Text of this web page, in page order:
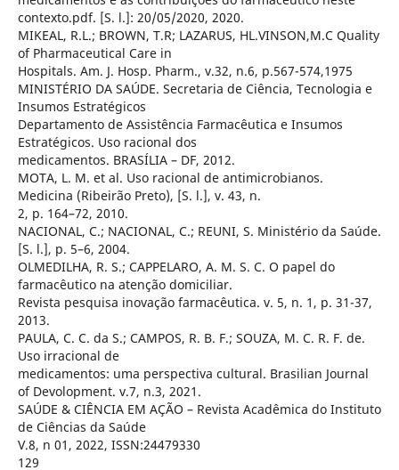
contexto.pdf. [S. l.]: 20/05/2020, 2020.
MIKEAL, R.L.; BROWN, T.R; LAZARUS, HL.VINSON,M.C Quality
of Pharmaceutical Care in
Hospitals. Am. J. Hosp. Pharm., v.32, n.6, p.567-574,1975
MINISTÉRIO DA SAÚDE. Secretaria de Ciência, Tecnologia e
Insumos Estratégicos
Departamento de Assistência Farmacêutica e Insumos
Estratégicos. Uso racional dos
medicamentos. BRASÍLIA – DF, 2012.
MOTA, L. M. et al. Uso racional de antimicrobianos.
Medicina (Ribeirão Preto), [S. l.], v. 43, n.
2, p. 164–72, 2010.
NACIONAL, C.; NACIONAL, C.; REUNI, S. Ministério da Saúde.
[S. l.], p. 5–6, 2004.
OLMEDILHA, R. S.; CAPPELARO, A. M. S. C. O papel do
farmacêutico na atenção domiciliar.
Revista pesquisa inovação farmacêutica. v. 5, n. 1, p. 31-37,
2013.
PAULA, C. C. da S.; CAMPOS, R. B. F.; SOUZA, M. C. R. F. de.
Uso irracional de
medicamentos: uma perspectiva cultural. Brasilian Journal
of Devolopment. v.7, n.3, 2021.
SAÚDE & CIÊNCIA EM AÇÃO – Revista Acadêmica do Instituto
de Ciências da Saúde
V.8, n 01, 2022, ISSN:24479330
129